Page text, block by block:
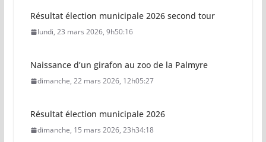
Résultat élection municipale 2026 second tour
lundi, 23 mars 2026, 9h50:16
Naissance d’un girafon au zoo de la Palmyre
dimanche, 22 mars 2026, 12h05:27
Résultat élection municipale 2026
dimanche, 15 mars 2026, 23h34:18